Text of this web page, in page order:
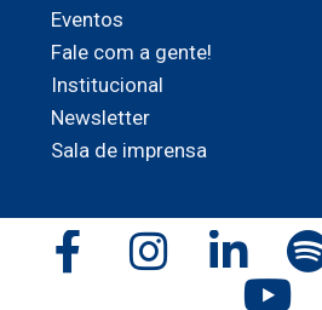
Eventos
Fale com a gente!
Institucional
Newsletter
Sala de imprensa